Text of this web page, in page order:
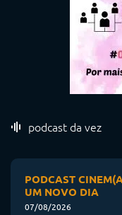
podcast da vez
PODCAST
UM NOVO DIA
07/08/2026